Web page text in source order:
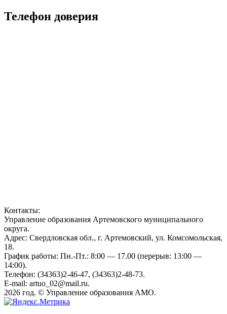
Телефон доверия
Контакты:
Управление образования Артемовского муниципального
округа.
Адрес: Свердловская обл., г. Артемовский, ул. Комсомольская,
18.
График работы: Пн.-Пт.: 8:00 — 17.00 (перерыв: 13:00 —
14:00).
Телефон: (34363)2-46-47, (34363)2-48-73.
E-mail: artuo_02@mail.ru.
2026 год. © Управление образования АМО.